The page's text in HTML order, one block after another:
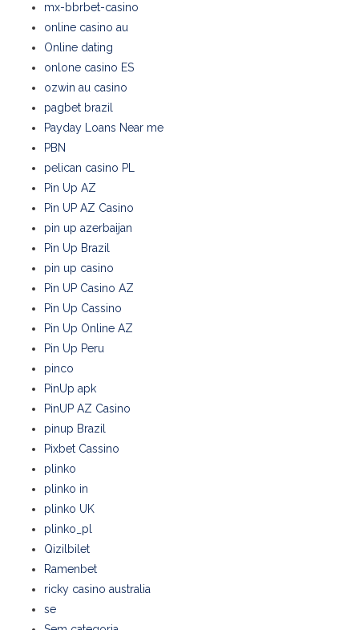
mx-bbrbet-casino
online casino au
Online dating
onlone casino ES
ozwin au casino
pagbet brazil
Payday Loans Near me
PBN
pelican casino PL
Pin Up AZ
Pin UP AZ Casino
pin up azerbaijan
Pin Up Brazil
pin up casino
Pin UP Casino AZ
Pin Up Cassino
Pin Up Online AZ
Pin Up Peru
pinco
PinUp apk
PinUP AZ Casino
pinup Brazil
Pixbet Cassino
plinko
plinko in
plinko UK
plinko_pl
Qizilbilet
Ramenbet
ricky casino australia
se